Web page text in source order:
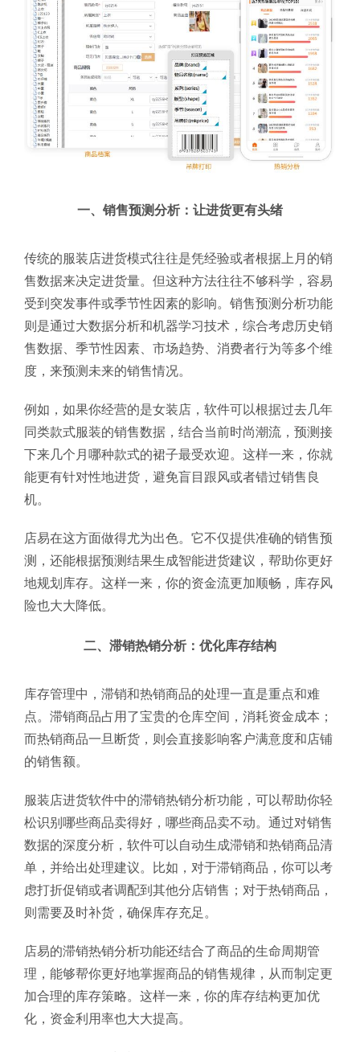
一、销售预测分析：让进货更有头绪
传统的服装店进货模式往往是凭经验或者根据上月的销
售数据来决定进货量。但这种方法往往不够科学，容易
受到突发事件或季节性因素的影响。销售预测分析功能
则是通过大数据分析和机器学习技术，综合考虑历史销
售数据、季节性因素、市场趋势、消费者行为等多个维
度，来预测未来的销售情况。
例如，如果你经营的是女装店，软件可以根据过去几年
同类款式服装的销售数据，结合当前时尚潮流，预测接
下来几个月哪种款式的裙子最受欢迎。这样一来，你就
能更有针对性地进货，避免盲目跟风或者错过销售良
机。
店易在这方面做得尤为出色。它不仅提供准确的销售预
测，还能根据预测结果生成智能进货建议，帮助你更好
地规划库存。这样一来，你的资金流更加顺畅，库存风
险也大大降低。
二、滞销热销分析：优化库存结构
库存管理中，滞销和热销商品的处理一直是重点和难
点。滞销商品占用了宝贵的仓库空间，消耗资金成本；
而热销商品一旦断货，则会直接影响客户满意度和店铺
的销售额。
服装店进货软件中的滞销热销分析功能，可以帮助你轻
松识别哪些商品卖得好，哪些商品卖不动。通过对销售
数据的深度分析，软件可以自动生成滞销和热销商品清
单，并给出处理建议。比如，对于滞销商品，你可以考
虑打折促销或者调配到其他分店销售；对于热销商品，
则需要及时补货，确保库存充足。
店易的滞销热销分析功能还结合了商品的生命周期管
理，能够帮你更好地掌握商品的销售规律，从而制定更
加合理的库存策略。这样一来，你的库存结构更加优
化，资金利用率也大大提高。